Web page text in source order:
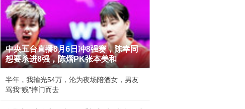
1
2
中央五台直播8月6日冲8强赛，陈幸同
想要杀进8强，陈熠PK张本美和
半年，我输光54万，沦为夜场陪酒女，男友
骂我“贱”摔门而去